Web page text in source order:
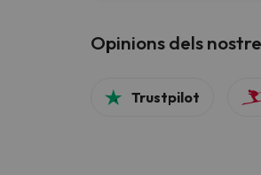
Opinions dels
Trustpilot